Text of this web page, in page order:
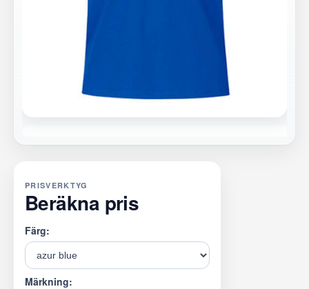
PRISVERKTYG
Beräkna pris
Färg:
Märkning: